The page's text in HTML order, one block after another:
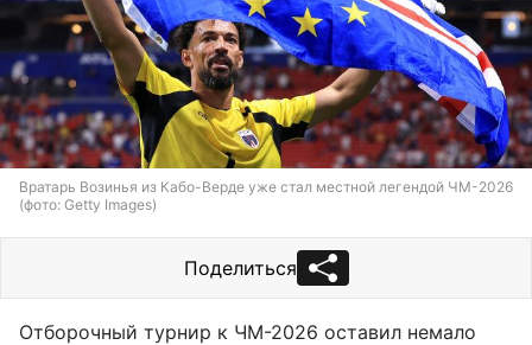
Вратарь Возинья из Кабо-Верде уже стал местной легендой ЧМ-2026
(фото: Getty Images)
Поделиться
Отборочный турнир к ЧМ-2026 оставил немало